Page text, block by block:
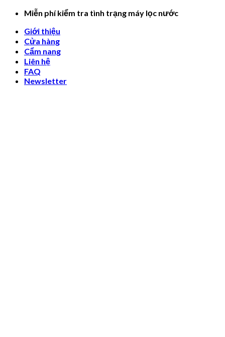
Skip
content
Miễn phí kiểm tra tình trạng máy lọc nước
Giới thiệu
Cửa hàng
Cẩm nang
Liên hệ
FAQ
Newsletter